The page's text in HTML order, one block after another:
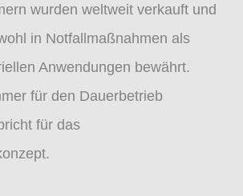
wurden weltweit verkauft und
in Notfallmaßnahmen als
Anwendungen bewährt.
für den Dauerbetrieb
für das